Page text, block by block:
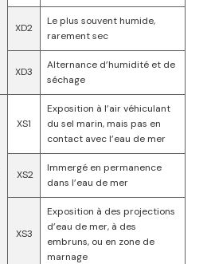
XD2
Le plus souvent humide,
rarement sec
XD3
Alternance d’humidité et de
séchage
XS1
Exposition à l’air véhiculant
du sel marin, mais pas en
contact avec l’eau de mer
XS2
Immergé en permanence
dans l’eau de mer
XS3
Exposition à des projections
d’eau de mer, à des
embruns, ou en zone de
marnage